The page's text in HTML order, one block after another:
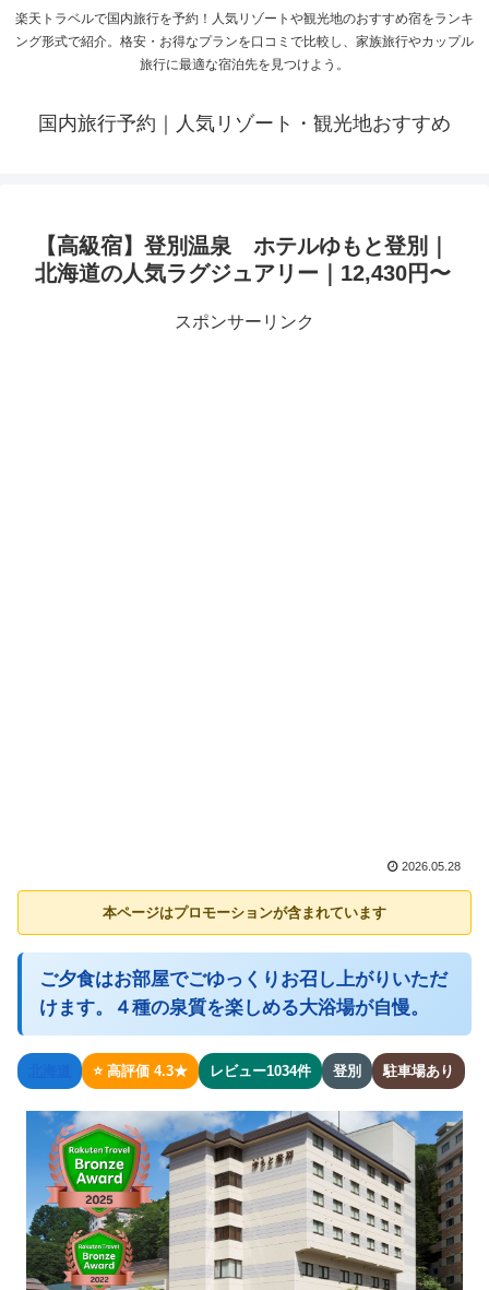
楽天トラベルで国内旅行を予約！人気リゾートや観光地のおすすめ宿をランキ
ング形式で紹介。格安・お得なプランを口コミで比較し、家族旅行やカップル
旅行に最適な宿泊先を見つけよう。
国内旅行予約｜人気リゾート・観光地おすすめ
【高級宿】登別温泉 ホテルゆもと登別｜
北海道の人気ラグジュアリー｜12,430円〜
スポンサーリンク
2026.05.28
本ページはプロモーションが含まれています
ご夕食はお部屋でごゆっくりお召し上がりいただ
けます。４種の泉質を楽しめる大浴場が自慢。
⭐ 高評価 4.3★ レビュー1034件 登別 駐車場あり